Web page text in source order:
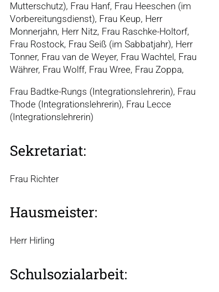
Mutterschutz), Frau Hanf, Frau Heeschen (im
Vorbereitungsdienst), Frau Keup, Herr
Monnerjahn, Herr Nitz, Frau Raschke-Holtorf,
Frau Rostock, Frau Seiß (im Sabbatjahr), Herr
Tonner, Frau van de Weyer, Frau Wachtel, Frau
Währer, Frau Wolff, Frau Wree, Frau Zoppa,
Frau Badtke-Rungs (Integrationslehrerin), Frau
Thode (Integrationslehrerin), Frau Lecce
(Integrationslehrerin)
Sekretariat:
Frau Richter
Hausmeister:
Herr Hirling
Schulsozialarbeit: